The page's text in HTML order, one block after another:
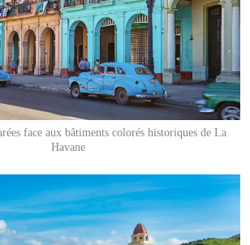
face aux bâtiments colorés historiques de La
Havane